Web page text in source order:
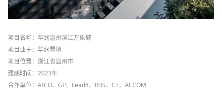
项目名称：华润温州滨江万象城
项目业主：华润置地
项目位置：浙江省温州市
建成时间：2023年
合作单位：AICO、GP、Lead8、RBS、CT、AECOM